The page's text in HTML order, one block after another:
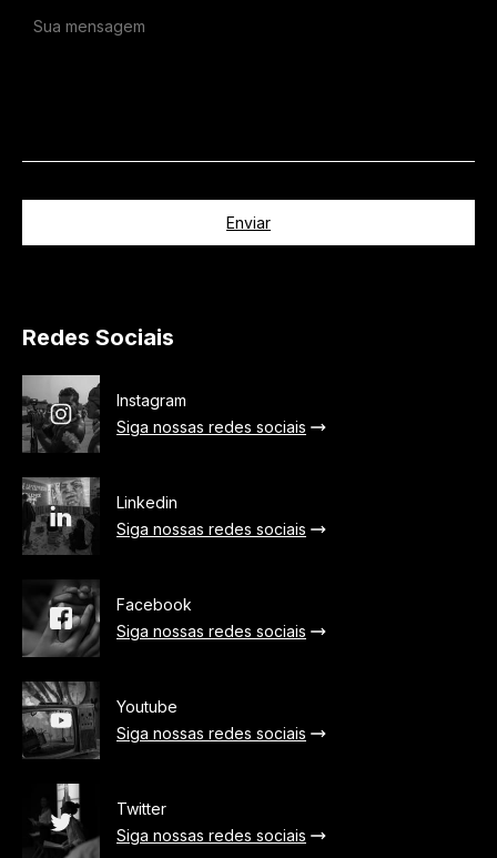
Redes Sociais
Instagram
Siga nossas redes sociais
Linkedin
Siga nossas redes sociais
Facebook
Siga nossas redes sociais
Youtube
Siga nossas redes sociais
Twitter
Siga nossas redes sociais